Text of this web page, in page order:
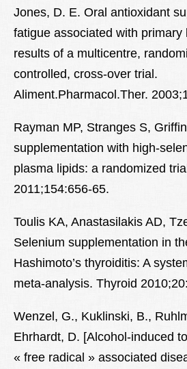
Jones, D. E. Oral antioxidant
fatigue associated with primary
results of a multicentre,
controlled, cross-over trial.
Aliment.Pharmacol.Ther.
Rayman MP, Stranges S,
supplementation with high-
plasma lipids: a randomized
2011;154:656-65.
Toulis KA, Anastasilakis AD,
Selenium supplementation in
Hashimoto’s thyroiditis: A
meta-analysis. Thyroid
Wenzel, G., Kuklinski, B.,
Ehrhardt, D. [Alcohol-induced
« free radical » associated